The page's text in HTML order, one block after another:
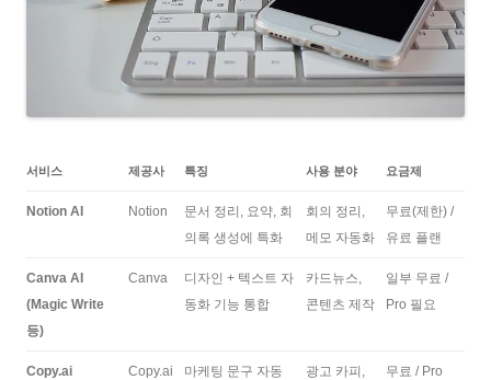
서비스 제공사 특징 사용 분야 요금제
Notion AI Notion
문서 정리, 요약, 회
의록 생성에 특화
회의 정리,
메모 자동화
무료(제한) /
유료 플랜
Canva AI
(Magic Write
등)
Canva
디자인 + 텍스트 자
동화 기능 통합
카드뉴스,
콘텐츠 제작
일부 무료 /
Pro 필요
Copy.ai Copy.ai 마케팅 문구 자동 광고 카피, 무료 / Pro